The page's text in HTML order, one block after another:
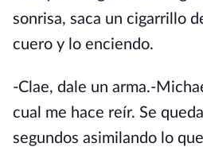
sonrisa, saca un cigarrillo
cuero y lo enciendo.
-Clae, dale un arma.-
cual me hace reír. Se
segundos asimilando lo